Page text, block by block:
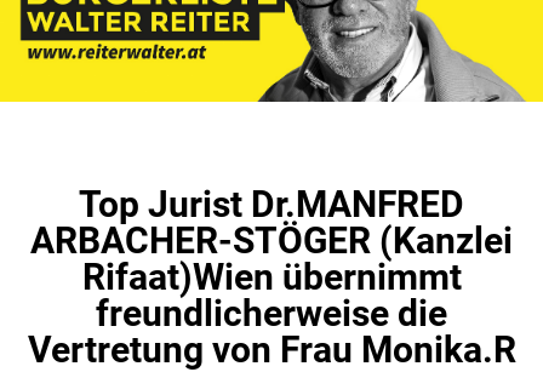
Top Jurist Dr.MANFRED
ARBACHER-STÖGER (Kanzlei
Rifaat)Wien übernimmt
freundlicherweise die
Vertretung von Frau Monika.R